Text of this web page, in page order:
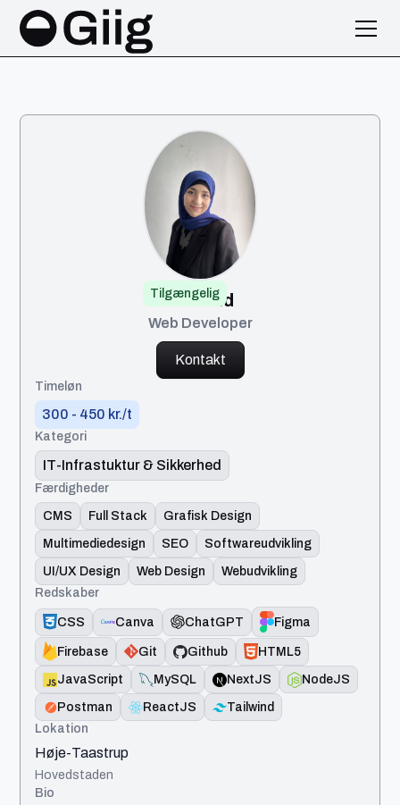
Tilgængelig
Shahad
Web Developer
Kontakt
Timeløn
300 - 450 kr./t
Kategori
IT-Infrastuktur & Sikkerhed
Færdigheder
CMS
Full Stack
Grafisk Design
Multimediedesign
SEO
Softwareudvikling
UI/UX Design
Web Design
Webudvikling
Redskaber
CSS
Canva ChatGPT
Figma
Firebase
Git Github
HTML5
JavaScript
MySQL NextJS
NodeJS
Postman
ReactJS
Tailwind
Lokation
Høje-Taastrup
Hovedstaden
Bio